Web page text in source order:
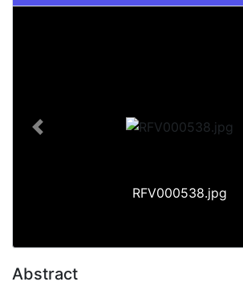
RFV000538.jpg
Previous
Abstract